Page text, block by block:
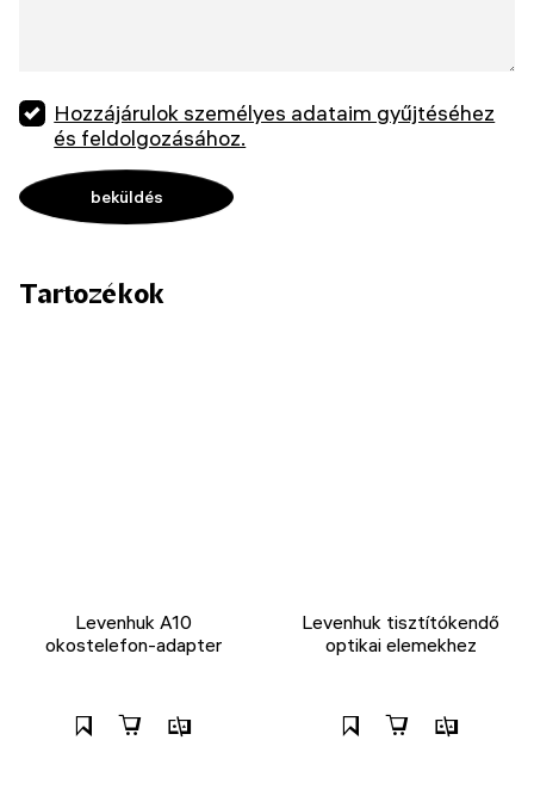
Hozzájárulok személyes adataim gyűjtéséhez
és feldolgozásához.
Tartozékok
Levenhuk A10
okostelefon-adapter
Levenhuk tisztítókendő
optikai elemekhez